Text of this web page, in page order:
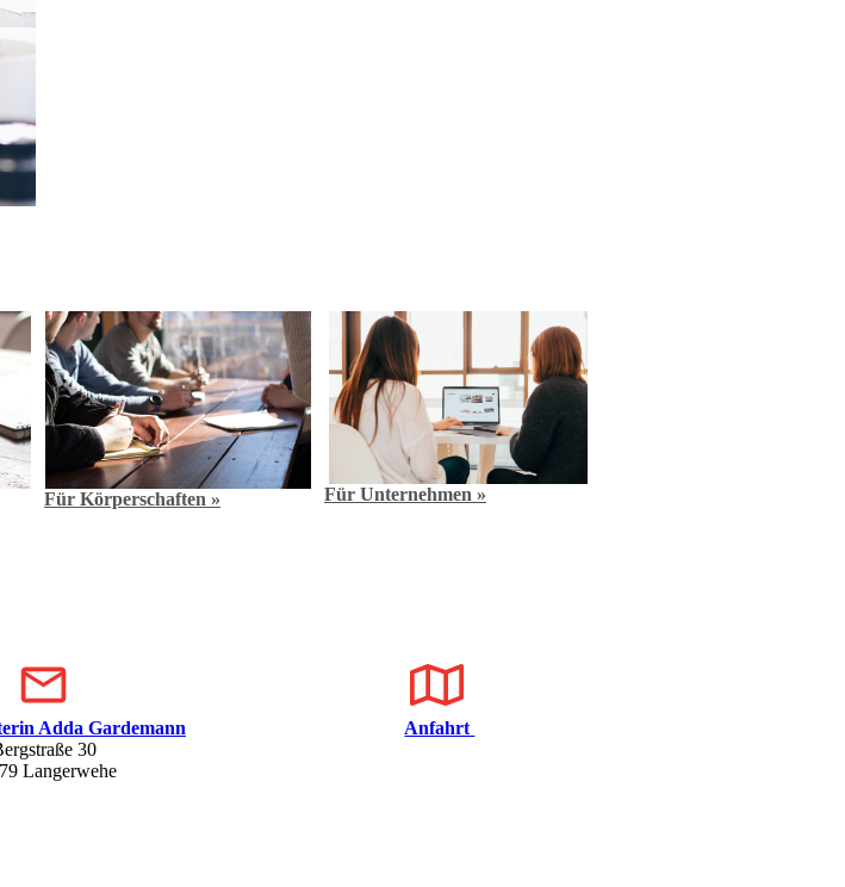
Für Körperschaften » Für Unternehmen »
Adda Gardemann
30
Langerwehe
Anfahrt